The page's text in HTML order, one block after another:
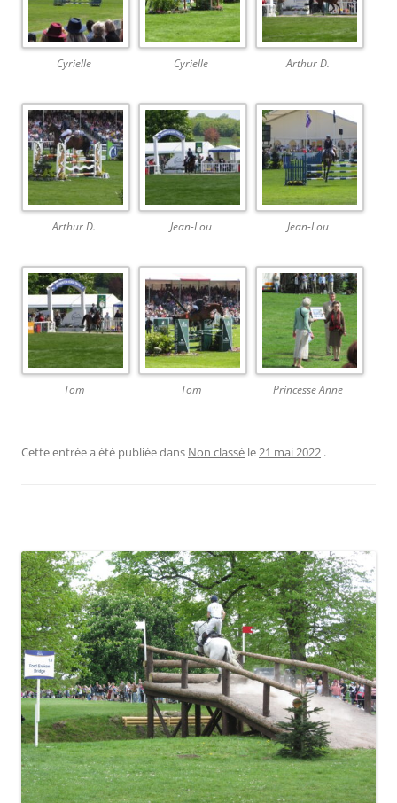
Cyrielle Cyrielle Arthur D.
Arthur D. Jean-Lou Jean-Lou
Tom Tom Princesse Anne
Cette entrée a été publiée dans Non classé le21 mai 2022 .